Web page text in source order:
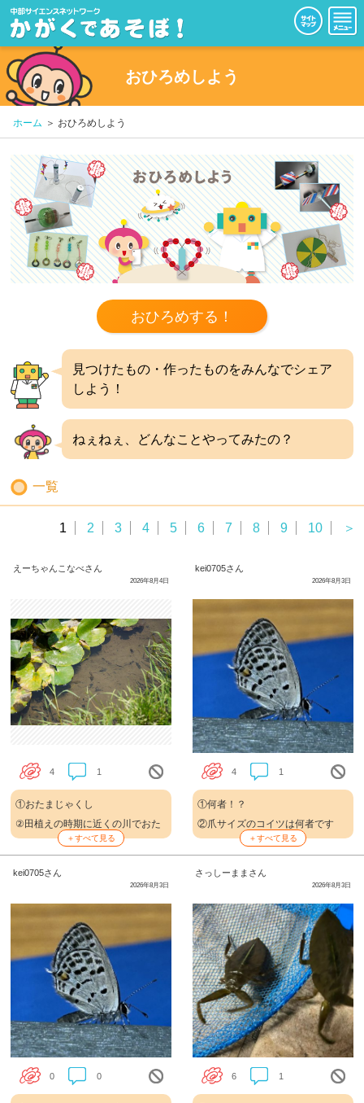
おひろめしよう
ホーム おひろめしよう
見つけたもの・作ったものをみんなでシェア
しよう！
ねぇねぇ、どんなことやってみたの？
一覧
1 2 3 4 5 6 7 8 9 10 ＞
えーちゃんこなべさん
2026年8月4日
4 1
①おたまじゃくし
②田植えの時期に近くの川でおた
まじゃくしを見つけたよ。一生懸
③トキメキフォトコンテスト
＋すべて見る
kei0705さん
2026年8月3日
4 1
①何者！？
②爪サイズのコイツは何者です
か！？私のノートにとまって離れ
さっきの投稿は、削除してくださ
い。
＋すべて見る
kei0705さん
2026年8月3日
0 0
さっしーままさん
2026年8月3日
6 1